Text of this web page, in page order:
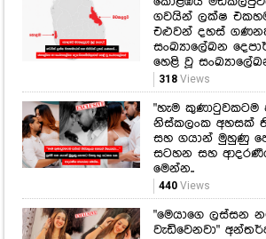
"හැම කුණාටුවකටම
නිස්කලංක අහසක්
සහ ගයාන් මුහුණු
සටහන සහ
මෙන්න..
440Views
"මෙයාගෙ ලස්සන
වැඩිවෙනවා"
සංජානාගේ අලුත්ම
372Views